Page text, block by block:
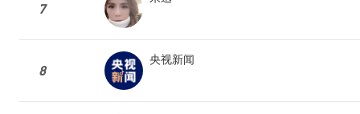
7
8
央视新闻